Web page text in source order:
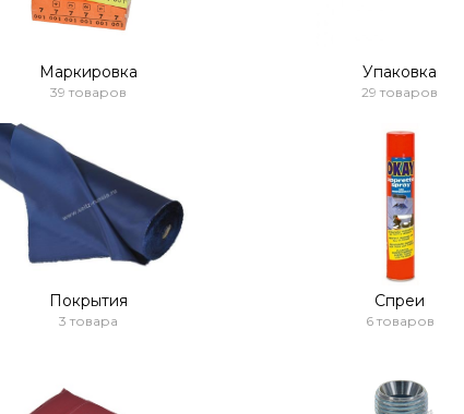
Маркировка
39 товаров
Упаковка
29 товаров
Покрытия
3 товара
Спреи
6 товаров